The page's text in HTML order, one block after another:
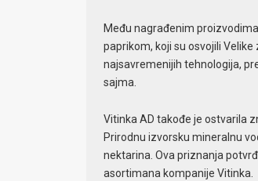
Među nagrađenim
paprikom, koji su osvojili
najsavremenijih tehnologija,
sajma.
Vitinka AD takođe je ostvarila
Prirodnu izvorsku mineralnu
nektarina. Ova priznanja
asortimana kompanije Vitinka.